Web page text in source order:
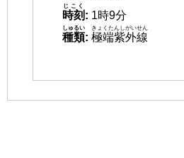
時刻
じこく
: 1時9分
種類
しゅるい
: 極端紫外線
きょくたんしがいせん